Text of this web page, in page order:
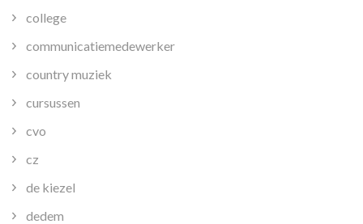
college
communicatiemedewerker
country muziek
cursussen
cvo
cz
de kiezel
dedem